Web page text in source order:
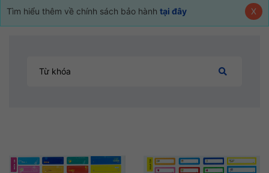
Tìm hiểu thêm về chính sách bảo hành tại đây X